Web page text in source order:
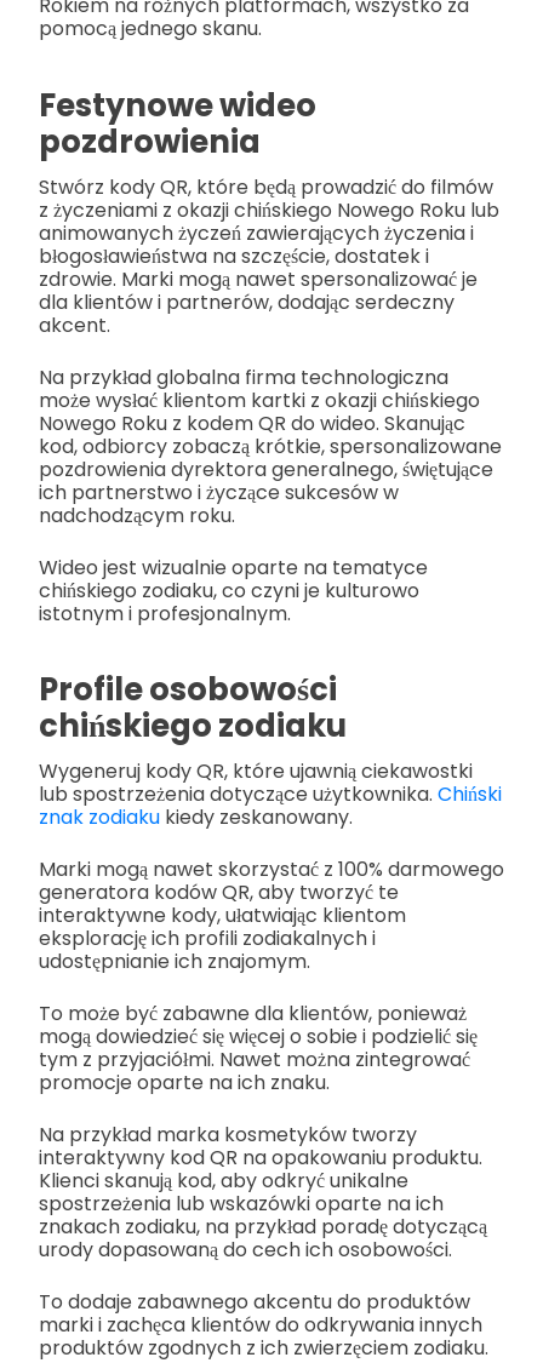
Rokiem na różnych platformach, wszystko za
pomocą jednego skanu.
Festynowe wideo
pozdrowienia
Stwórz kody QR, które będą prowadzić do filmów
z życzeniami z okazji chińskiego Nowego Roku lub
animowanych życzeń zawierających życzenia i
błogosławieństwa na szczęście, dostatek i
zdrowie. Marki mogą nawet spersonalizować je
dla klientów i partnerów, dodając serdeczny
akcent.
Na przykład globalna firma technologiczna
może wysłać klientom kartki z okazji chińskiego
Nowego Roku z kodem QR do wideo. Skanując
kod, odbiorcy zobaczą krótkie, spersonalizowane
pozdrowienia dyrektora generalnego, świętujące
ich partnerstwo i życzące sukcesów w
nadchodzącym roku.
Wideo jest wizualnie oparte na tematyce
chińskiego zodiaku, co czyni je kulturowo
istotnym i profesjonalnym.
Profile osobowości
chińskiego zodiaku
Wygeneruj kody QR, które ujawnią ciekawostki
lub spostrzeżenia dotyczące użytkownika. Chiński
znak zodiaku kiedy zeskanowany.
Marki mogą nawet skorzystać z 100% darmowego
generatora kodów QR, aby tworzyć te
interaktywne kody, ułatwiając klientom
eksplorację ich profili zodiakalnych i
udostępnianie ich znajomym.
To może być zabawne dla klientów, ponieważ
mogą dowiedzieć się więcej o sobie i podzielić się
tym z przyjaciółmi. Nawet można zintegrować
promocje oparte na ich znaku.
Na przykład marka kosmetyków tworzy
interaktywny kod QR na opakowaniu produktu.
Klienci skanują kod, aby odkryć unikalne
spostrzeżenia lub wskazówki oparte na ich
znakach zodiaku, na przykład poradę dotyczącą
urody dopasowaną do cech ich osobowości.
To dodaje zabawnego akcentu do produktów
marki i zachęca klientów do odkrywania innych
produktów zgodnych z ich zwierzęciem zodiaku.